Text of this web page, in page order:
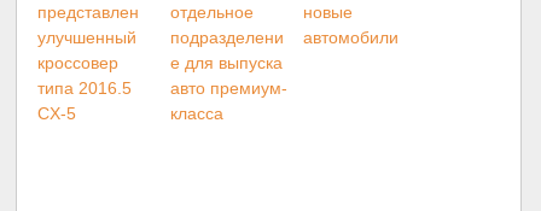
представлен
улучшенный
кроссовер
типа 2016.5
CX-5
отдельное
подразделени
е для выпуска
авто премиум-
класса
новые
автомобили